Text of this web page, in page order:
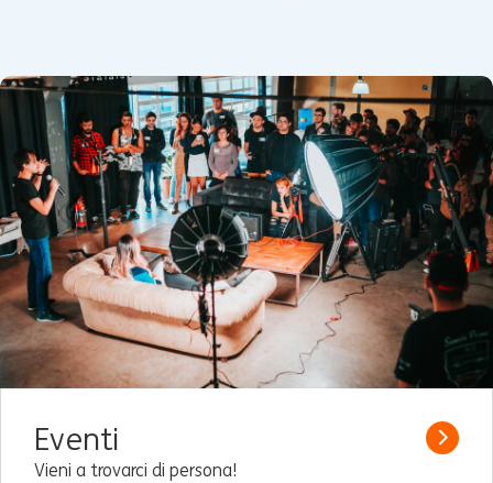
Eventi
Vieni a trovarci di persona!
Read